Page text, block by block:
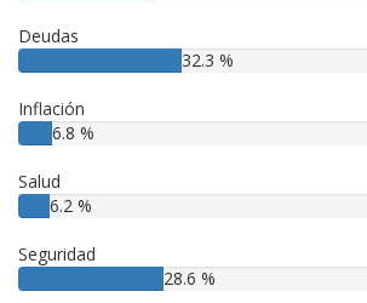
Deudas
32.3 %
Inflación
6.8 %
Salud
6.2 %
Seguridad
28.6 %